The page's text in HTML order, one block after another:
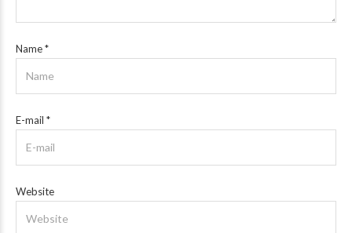
Name*
E-mail *
Website